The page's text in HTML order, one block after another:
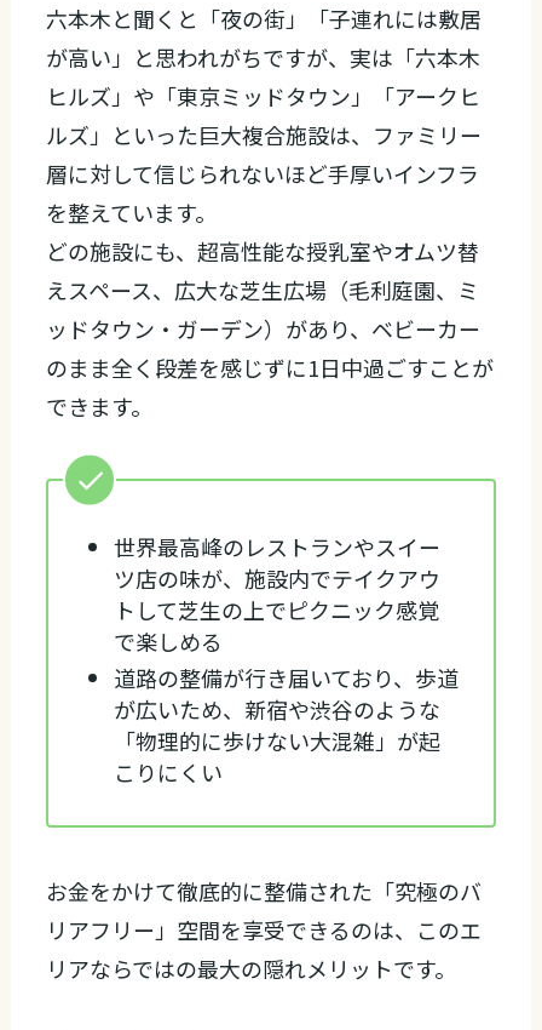
六本木と聞くと「夜の街」「子連れには敷居
が高い」と思われがちですが、実は「六本木
ヒルズ」や「東京ミッドタウン」「アークヒ
ルズ」といった巨大複合施設は、ファミリー
層に対して信じられないほど手厚いインフラ
を整えています。
どの施設にも、超高性能な授乳室やオムツ替
えスペース、広大な芝生広場（毛利庭園、ミ
ッドタウン・ガーデン）があり、ベビーカー
のまま全く段差を感じずに1日中過ごすことが
できます。
世界最高峰のレストランやスイー
ツ店の味が、施設内でテイクアウ
トして芝生の上でピクニック感覚
で楽しめる
道路の整備が行き届いており、歩道
が広いため、新宿や渋谷のような
「物理的に歩けない大混雑」が起
こりにくい
お金をかけて徹底的に整備された「究極のバ
リアフリー」空間を享受できるのは、このエ
リアならではの最大の隠れメリットです。